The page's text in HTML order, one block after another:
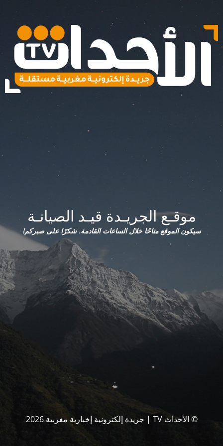
موقـع الجريـدة قيـد الصيانـة
سيكون الموقع متاحًا خلال الساعات القادمة. شكرًا على صبركم!
© الأحداث TV | جريدة إلكترونية إخبارية مغربية 2026